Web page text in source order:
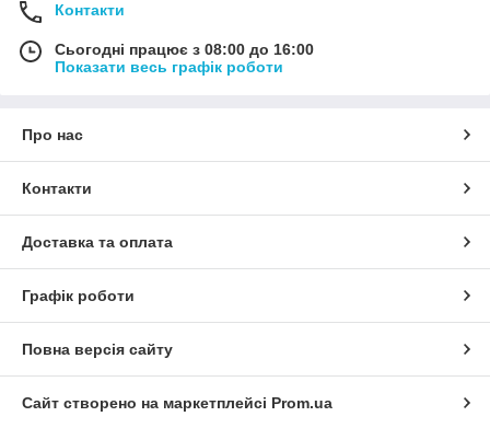
Контакти
Сьогодні працює з 08:00 до 16:00
Показати весь графік роботи
Про нас
Контакти
Доставка та оплата
Графік роботи
Повна версія сайту
Сайт створено на маркетплейсі Prom.ua